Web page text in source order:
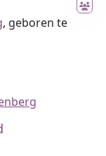
, geboren te